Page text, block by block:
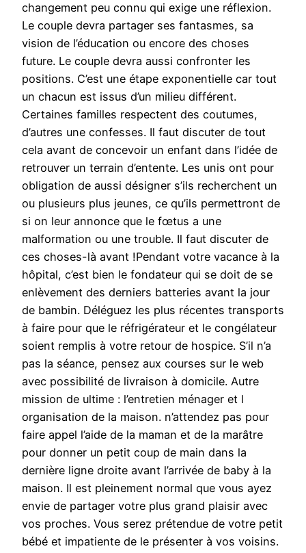
changement peu connu qui exige une réflexion.
Le couple devra partager ses fantasmes, sa
vision de l’éducation ou encore des choses
future. Le couple devra aussi confronter les
positions. C’est une étape exponentielle car tout
un chacun est issus d’un milieu différent.
Certaines familles respectent des coutumes,
d’autres une confesses. Il faut discuter de tout
cela avant de concevoir un enfant dans l’idée de
retrouver un terrain d’entente. Les unis ont pour
obligation de aussi désigner s’ils recherchent un
ou plusieurs plus jeunes, ce qu’ils permettront de
si on leur annonce que le fœtus a une
malformation ou une trouble. Il faut discuter de
ces choses-là avant !Pendant votre vacance à la
hôpital, c’est bien le fondateur qui se doit de se
enlèvement des derniers batteries avant la jour
de bambin. Déléguez les plus récentes transports
à faire pour que le réfrigérateur et le congélateur
soient remplis à votre retour de hospice. S’il n’a
pas la séance, pensez aux courses sur le web
avec possibilité de livraison à domicile. Autre
mission de ultime : l’entretien ménager et l
organisation de la maison. n’attendez pas pour
faire appel l’aide de la maman et de la marâtre
pour donner un petit coup de main dans la
dernière ligne droite avant l’arrivée de baby à la
maison. Il est pleinement normal que vous ayez
envie de partager votre plus grand plaisir avec
vos proches. Vous serez prétendue de votre petit
bébé et impatiente de le présenter à vos voisins.